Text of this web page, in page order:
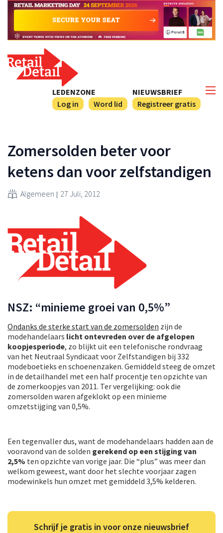
NIEUWSBRIEF
Registreer gratis
LEDENZONE
Log in
Word lid
Zomersolden beter voor
ketens dan voor zelfstandigen
Algemeen 27 Juli, 2012
NSZ: “minieme groei van 0,5%”
Ondanks de sterke start van de zomersolden zijn de
modehandelaars licht ontevreden over de afgelopen
koopjesperiode, zo blijkt uit een telefonische rondvraag
van het Neutraal Syndicaat voor Zelfstandigen bij 332
modeboetieks en schoenenzaken. Gemiddeld steeg de omzet
in de detailhandel met een half procentje ten opzichte van
de zomerkoopjes van 2011. Ter vergelijking: ook die
zomersolden waren afgeklokt op een minieme
omzetstijging van 0,5%.
Een tegenvaller dus, want de modehandelaars hadden aan de
vooravond van de solden gerekend op een stijging van
2,5% ten opzichte van vorige jaar. Die “plus” was meer dan
welkom geweest, want door het slechte voorjaar zagen
modewinkels hun omzet met gemiddeld 3,5% kelderen.
Schrijf je gratis in voor onze nieuwsbrief